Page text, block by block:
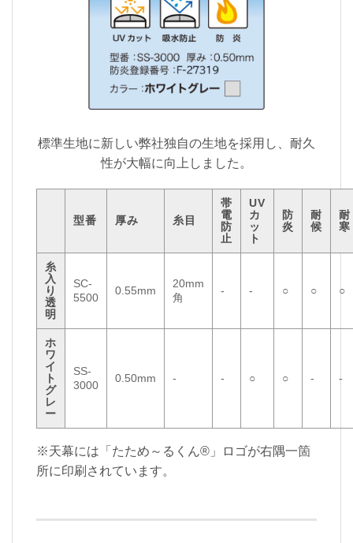
標準生地に新しい弊社独自の生地を採用し、耐久
性が大幅に向上しました。
型番 厚み 糸目
帯
電
防
止
UV
カ
ッ
ト
防
炎
耐
候
耐
寒
糸
入
り
透
明
SC-
5500
0.55mm
20mm
角
- - ○ ○ ○
ホ
ワ
イ
ト
グ
レ
ー
SS-
3000
0.50mm - - ○ ○ - -
※天幕には「たため～るくん®」ロゴが右隅一箇
所に印刷されています。